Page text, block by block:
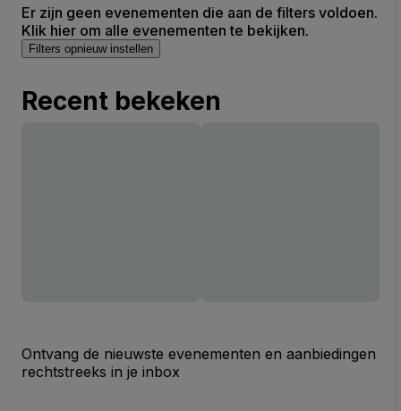
Er zijn geen evenementen die aan de filters voldoen.
Klik hier om alle evenementen te bekijken.
Filters opnieuw instellen
Recent bekeken
Ontvang de nieuwste evenementen en aanbiedingen
rechtstreeks in je inbox